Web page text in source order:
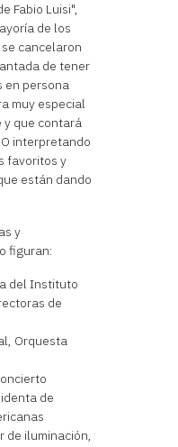
Fabio Luisi",
de los
cancelaron
de tener
en persona
muy especial
y que contará
interpretando
favoritos y
están dando
y
figuran:
del Instituto
de
Orquesta
de
de iluminación,